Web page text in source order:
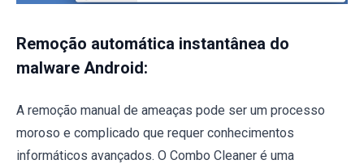
Remoção automática instantânea do
malware Android:
A remoção manual de ameaças pode ser um processo
moroso e complicado que requer conhecimentos
informáticos avançados. O Combo Cleaner é uma